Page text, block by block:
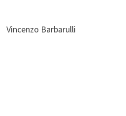
Vincenzo Barbarulli